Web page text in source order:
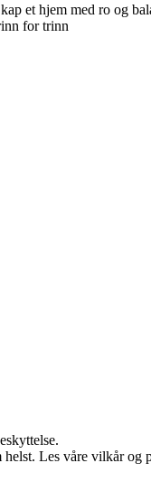
et hjem med ro og
for trinn
Les våre vilkår og